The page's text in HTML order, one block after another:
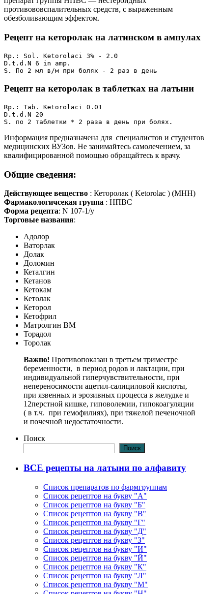
противововспалительных средств, с выраженным
обезболивающим эффектом.
Рецепт на кеторолак на латинском в ампулах
Rp.: Sol. Ketorolaci 3% - 2.0
D.t.d.N 6 in amp.
S. По 2 мл в/м при болях - 2 раз в день
Рецепт на кеторолак в таблетках на латыни
Rp.: Tab. Ketorolaci 0.01
D.t.d.N 20
S. по 2 таблетки * 2 раза в день при болях.
Информация предназначена для специалистов и студентов
медицинских ВУЗов. Не занимайтесь самолечением, за
квалифицированной помощью обращайтесь к врачу.
Общие сведения:
Действующее вещество : Кеторолак ( Ketorolac ) (МНН)
Фармакологичсекая группа : НПВС
Форма рецепта: N 107-1/у
Торговые названия:
Адолор
Ваторлак
Долак
Доломин
Кеталгин
Кетанов
Кетокам
Кетолак
Кеторол
Кетофрил
Матролгин ВМ
Торадол
Торолак
Важно! Противопоказан в третьем триместре
беременности, в период родов и лактации, при
индивидуальной гиперчувствительности, при
непереносимости ацетил-салициловой кислоты,
при язвенных и эрозивных процесса в желудке и
12перстной кишке, гиповолемии, гипокоагуляции
( в т.ч. при гемофилиях), при тяжелой печеночной
и почечной недостаточности.
Поиск
Поиск
ВСЕ рецепты на латыни по алфавиту
Список препаратов по фармгруппам
Список рецептов на букву "А"
Список рецептов на букву "Б"
Список рецептов на букву "В"
Список рецептов на букву "Г"
Список рецептов на букву "Д"
Список рецептов на букву "З"
Список рецептов на букву "И"
Список рецептов на букву "Й"
Список рецептов на букву "К"
Список рецептов на букву "Л"
Список рецептов на букву "М"